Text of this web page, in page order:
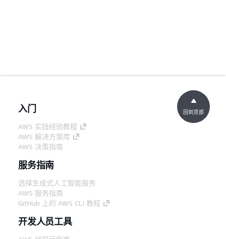
入门
AWS 实践经验教程
AWS 解决方案库
AWS 决策指南
服务指南
选择生成式人工智能服务
AWS 服务指南
GitHub 上的 AWS CLI 教程
开发人员工具
回到顶部